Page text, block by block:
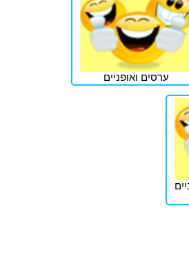
ערסים ואופניים